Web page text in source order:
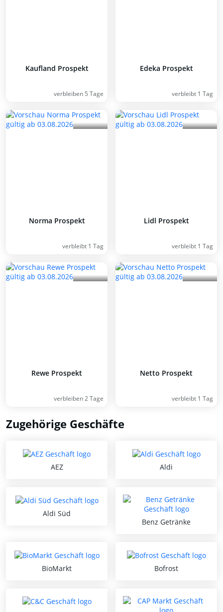
Kaufland Prospekt
verbleiben 5 Tage
Edeka Prospekt
verbleibt 1 Tag
Norma Prospekt
verbleibt 1 Tag
Lidl Prospekt
verbleibt 1 Tag
Rewe Prospekt
verbleiben 2 Tage
Netto Prospekt
verbleibt 1 Tag
Zugehörige Geschäfte
AEZ Aldi
Aldi Süd
Benz Getränke
BioMarkt Bofrost